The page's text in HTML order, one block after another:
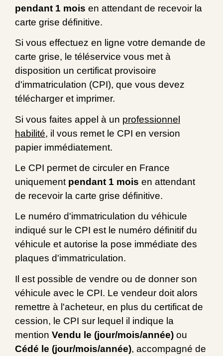
pendant 1 mois en attendant de recevoir la
carte grise définitive.
Si vous effectuez en ligne votre demande de
carte grise, le téléservice vous met à
disposition un certificat provisoire
d'immatriculation (CPI), que vous devez
télécharger et imprimer.
Si vous faites appel à un professionnel
habilité, il vous remet le CPI en version
papier immédiatement.
Le CPI permet de circuler en France
uniquement pendant 1 mois en attendant
de recevoir la carte grise définitive.
Le numéro d'immatriculation du véhicule
indiqué sur le CPI est le numéro définitif du
véhicule et autorise la pose immédiate des
plaques d'immatriculation.
Il est possible de vendre ou de donner son
véhicule avec le CPI. Le vendeur doit alors
remettre à l'acheteur, en plus du certificat de
cession, le CPI sur lequel il indique la
mention Vendu le (jour/mois/année) ou
Cédé le (jour/mois/année), accompagné de